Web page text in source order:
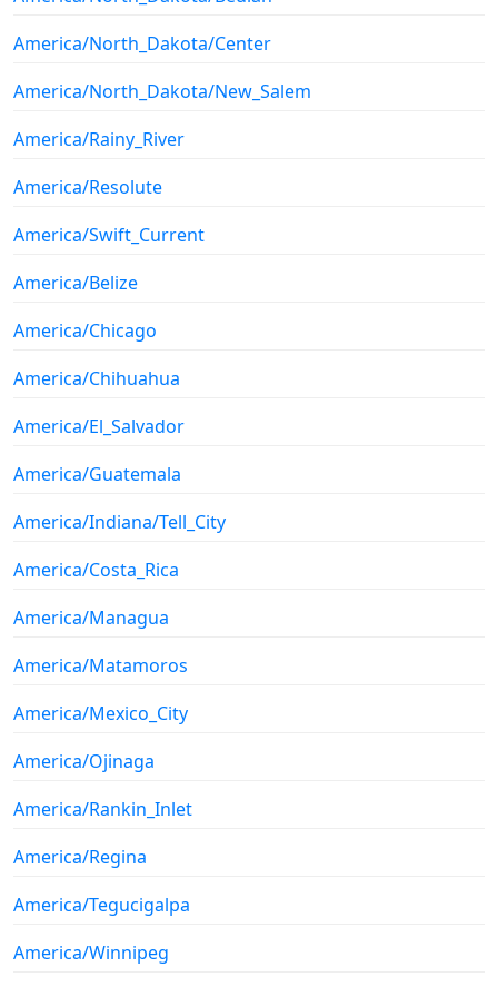
America/North_Dakota/Center
America/North_Dakota/New_Salem
America/Rainy_River
America/Resolute
America/Swift_Current
America/Belize
America/Chicago
America/Chihuahua
America/El_Salvador
America/Guatemala
America/Indiana/Tell_City
America/Costa_Rica
America/Managua
America/Matamoros
America/Mexico_City
America/Ojinaga
America/Rankin_Inlet
America/Regina
America/Tegucigalpa
America/Winnipeg